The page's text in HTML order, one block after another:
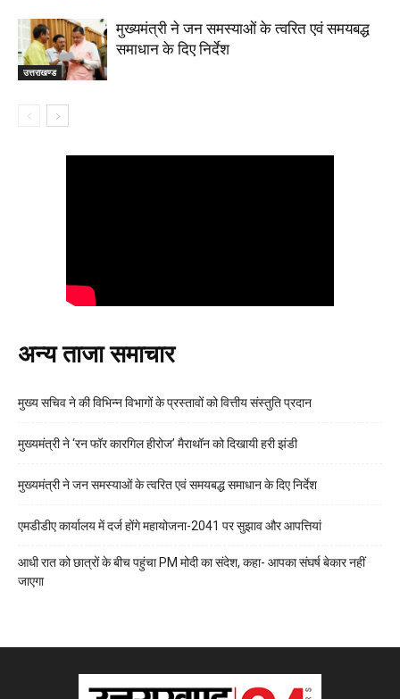
उत्तराखण्ड
मुख्यमंत्री ने जन समस्याओं के त्वरित एवं समयबद्ध
समाधान के दिए निर्देश
अन्य ताजा समाचार
मुख्य सचिव ने की विभिन्न विभागों के प्रस्तावों को वित्तीय संस्तुति प्रदान
मुख्यमंत्री ने ‘रन फॉर कारगिल हीरोज’ मैराथॉन को दिखायी हरी झंडी
मुख्यमंत्री ने जन समस्याओं के त्वरित एवं समयबद्ध समाधान के दिए निर्देश
एमडीडीए कार्यालय में दर्ज होंगे महायोजना-2041 पर सुझाव और आपत्तियां
आधी रात को छात्रों के बीच पहुंचा PM मोदी का संदेश, कहा- आपका संघर्ष बेकार नहीं
जाएगा